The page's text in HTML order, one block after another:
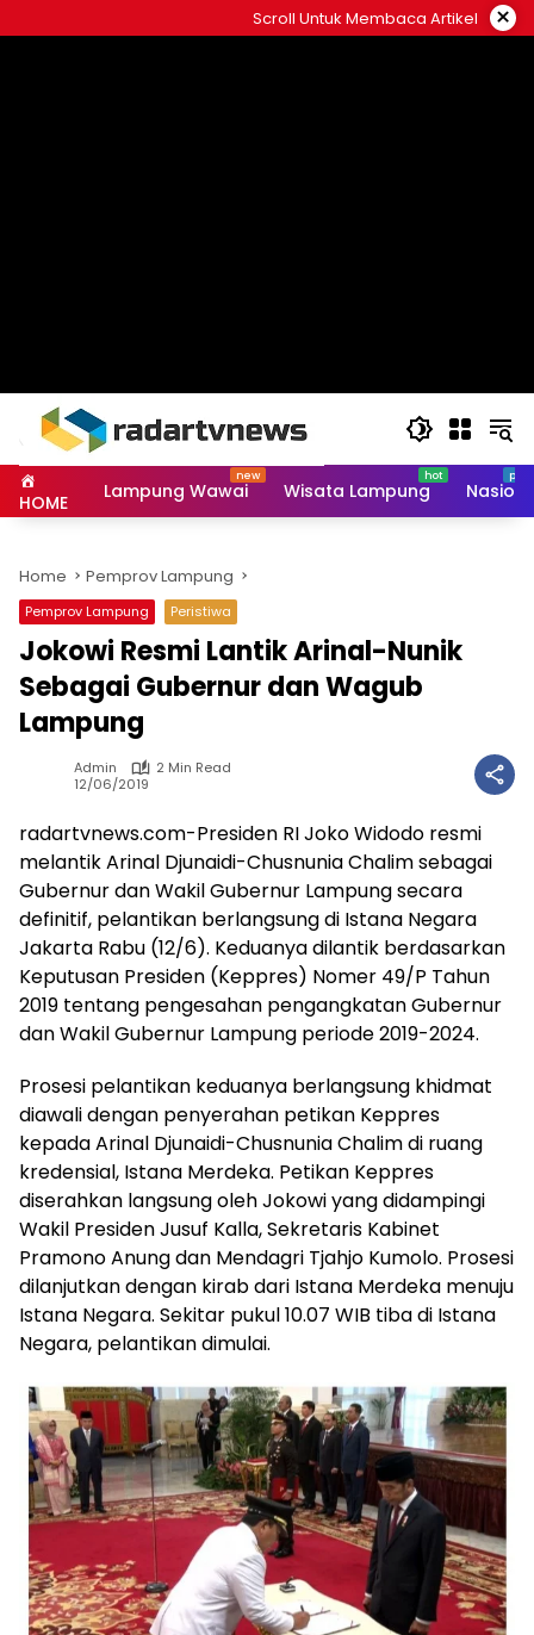
to
Scroll Untuk Membaca Artikel ×
HOME Lampung Wawai Wisata Lampung
Home Pemprov Lampung
Pemprov Lampung Peristiwa
Jokowi Resmi Lantik Arinal-Nunik
Sebagai Gubernur dan Wagub
Lampung
Admin
2 Min Read
12/06/2019
radartvnews.com-Presiden RI Joko Widodo resmi
melantik Arinal Djunaidi-Chusnunia Chalim sebagai
Gubernur dan Wakil Gubernur Lampung secara
definitif, pelantikan berlangsung di Istana Negara
Jakarta Rabu (12/6). Keduanya dilantik berdasarkan
Keputusan Presiden (Keppres) Nomer 49/P Tahun
2019 tentang pengesahan pengangkatan Gubernur
dan Wakil Gubernur Lampung periode 2019-2024.
Prosesi pelantikan keduanya berlangsung khidmat
diawali dengan penyerahan petikan Keppres
kepada Arinal Djunaidi-Chusnunia Chalim di ruang
kredensial, Istana Merdeka. Petikan Keppres
diserahkan langsung oleh Jokowi yang didampingi
Wakil Presiden Jusuf Kalla, Sekretaris Kabinet
Pramono Anung dan Mendagri Tjahjo Kumolo. Prosesi
dilanjutkan dengan kirab dari Istana Merdeka menuju
Istana Negara. Sekitar pukul 10.07 WIB tiba di Istana
Negara, pelantikan dimulai.